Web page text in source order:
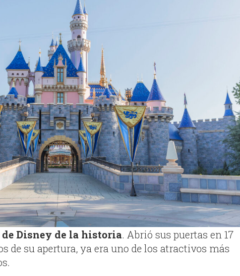
Disney de la historia. Abrió sus puertas en 17
de su apertura, ya era uno de los atractivos más